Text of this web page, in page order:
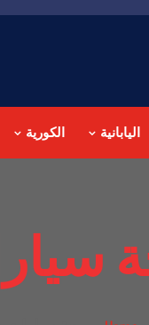
اليابانية الكورية